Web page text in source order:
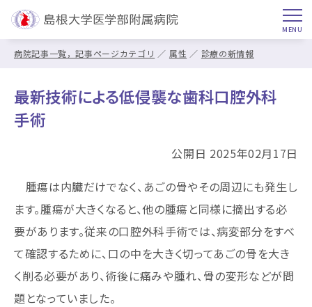
病院記事一覧，記事ページカテゴリ 属性 診療の新情報
最新技術による低侵襲な歯科口腔外科
手術
公開日 2025年02月17日
腫瘍は内臓だけでなく、あごの骨やその周辺にも発生し
ます。腫瘍が大きくなると、他の腫瘍と同様に摘出する必
要があります。従来の口腔外科手術では、病変部分をすべ
て確認するために、口の中を大きく切ってあごの骨を大き
く削る必要があり、術後に痛みや腫れ、骨の変形などが問
題となっていました。